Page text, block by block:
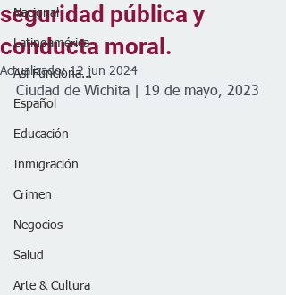
Nacional
Latinoamérica
Así Funciona...
Español
Educación
Inmigración
Crimen
Negocios
Salud
Arte & Cultura
seguridad pública y
conducta moral.
Actualizado:12 jun 2024
Ciudad de Wichita | 19 de mayo, 2023